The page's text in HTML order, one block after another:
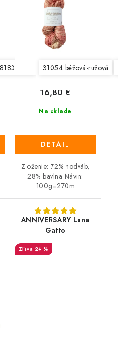
8183 biela 8188 nočná modrá
31054 béžová-ružová
Na sklade
16,80 €
DETAIL
Zloženie: 72% hodváb,
28% bavlna Návin:
100g=270m
ANNIVERSARY Lana
Gatto
24 %